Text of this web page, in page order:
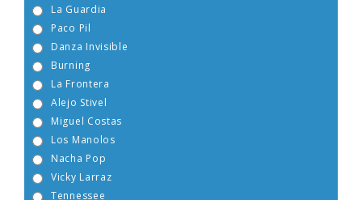
Burning
Alejo Stivel
Miguel Costas
Nacha Pop
Vicky Larraz